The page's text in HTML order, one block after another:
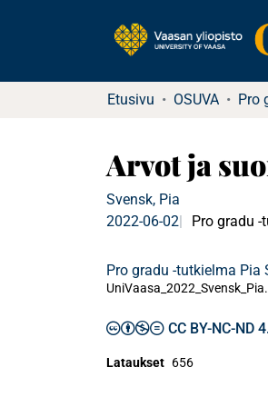
Etusivu OSUVA
Arvot ja
Svensk, Pia
2022-06-02
Pro gradu -
Pro gradu -tutkielma Pia
CC BY-NC-ND
Lataukset 656